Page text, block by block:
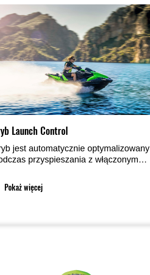
Launch Control
jest automatycznie optymalizowany
przyspieszania z włączonym
wielokrotne uruchamianie.
Pokaż więcej